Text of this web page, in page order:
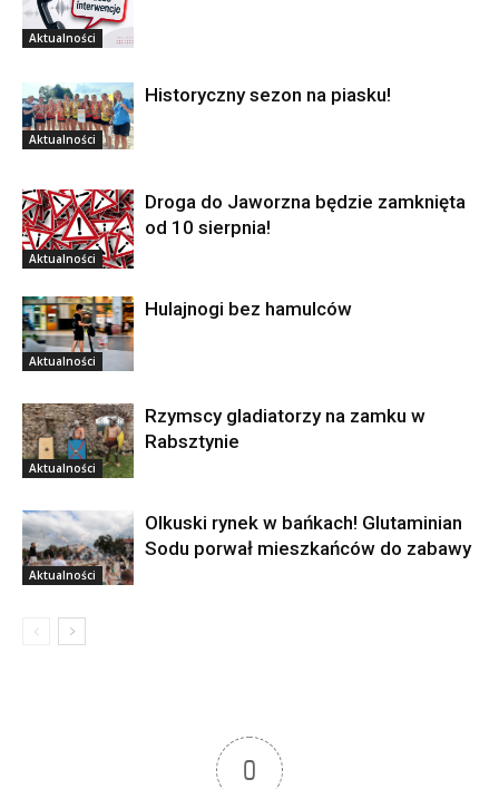
Aktualności
Aktualności
Historyczny sezon na piasku!
Aktualności
Droga do Jaworzna będzie zamknięta
od 10 sierpnia!
Aktualności
Hulajnogi bez hamulców
Aktualności
Rzymscy gladiatorzy na zamku w
Rabsztynie
Aktualności
Olkuski rynek w bańkach! Glutaminian
Sodu porwał mieszkańców do zabawy
0